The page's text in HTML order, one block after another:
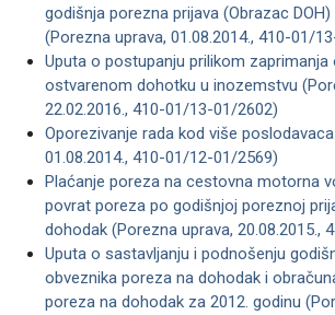
godišnja porezna prijava (Obrazac DOH)
(Porezna uprava, 01.08.2014., 410-01/
Uputa o postupanju prilikom zaprimanja
ostvarenom dohotku u inozemstvu
22.02.2016., 410-01/13-01/2602)
Oporezivanje rada kod više
01.08.2014., 410-01/12-01/2569)
Plaćanje poreza na cestovna motorna
povrat poreza po godišnjoj poreznoj
dohodak (Porezna uprava, 20.08.2015.,
Uputa o sastavljanju i podnošenju
obveznika poreza na dohodak i
poreza na dohodak za 2012. godinu